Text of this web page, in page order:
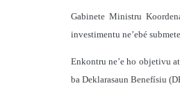
Gabinete Ministru
investimentu ne’ebé
Enkontru ne’e ho objetivu
ba Deklarasaun Benefísiu